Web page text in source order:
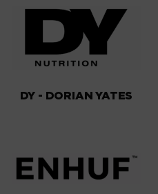
DY - DORIAN YATES